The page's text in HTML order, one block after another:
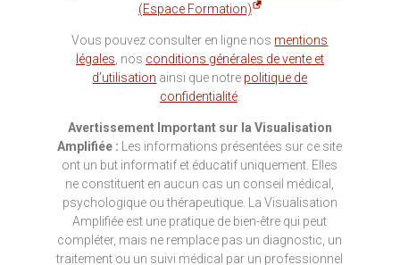
(Espace Formation)
Vous pouvez consulter en ligne nos mentions
légales , nos conditions générales de vente et
d’utilisation ainsi que notre politique de
confidentialité.
Avertissement Important sur la Visualisation
Amplifiée : Les informations présentées sur ce site
ont un but informatif et éducatif uniquement. Elles
ne constituent en aucun cas un conseil médical,
psychologique ou thérapeutique. La Visualisation
Amplifiée est une pratique de bien-être qui peut
compléter, mais ne remplace pas un diagnostic, un
traitement ou un suivi médical par un professionnel